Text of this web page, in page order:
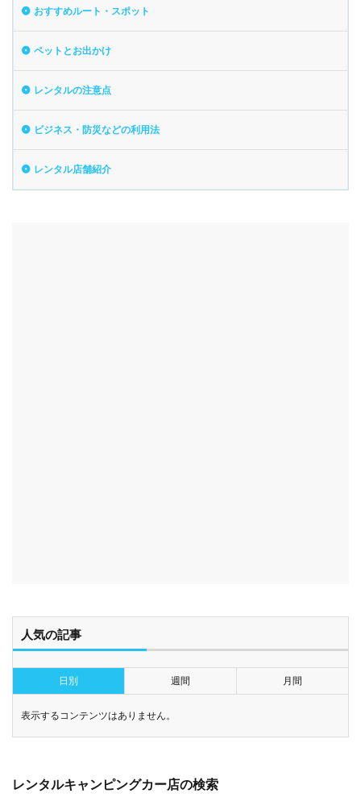
おすすめルート・スポット
ペットとお出かけ
レンタルの注意点
ビジネス・防災などの利用法
レンタル店舗紹介
人気の記事
日別 週間 月間
表示するコンテンツはありません。
レンタルキャンピングカー店の検索